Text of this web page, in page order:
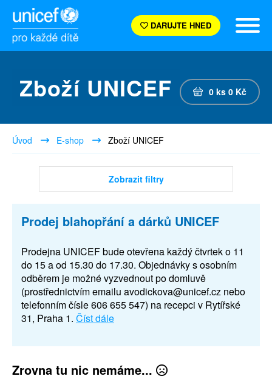
DARUJTE HNED
Zboží UNICEF 0 ks 0 Kč
Úvod E-shop Zboží UNICEF
Zobrazit filtry
Prodej blahopřání a dárků UNICEF
Prodejna UNICEF bude otevřena každý čtvrtek o 11
do 15 a od 15.30 do 17.30. Objednávky s osobním
odběrem je možné vyzvednout po domluvě
(prostřednictvím emailu avodickova@unicef.cz nebo
telefonním čísle 606 655 547) na recepci v Rytířské
31, Praha 1. Číst dále
Zrovna tu nic nemáme...